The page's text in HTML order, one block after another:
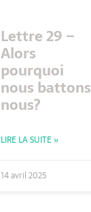
Lettre 29 –
Alors
pourquoi
nous battons
nous?
LIRE LA SUITE »
14 avril 2025